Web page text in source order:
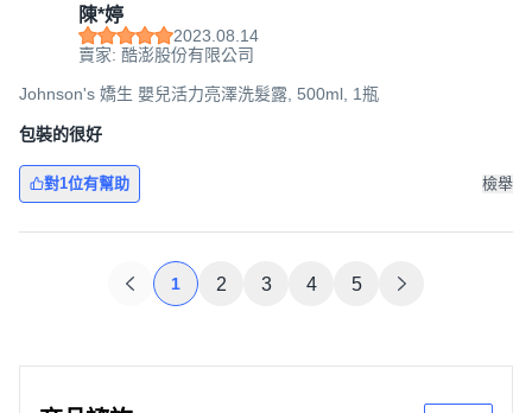
陳*婷
2023.08.14
賣家: 酷澎股份有限公司
Johnson's 嬌生 嬰兒活力亮澤洗髮露, 500ml, 1瓶
包裝的很好
對1位有幫助 檢舉
1 2 3 4 5